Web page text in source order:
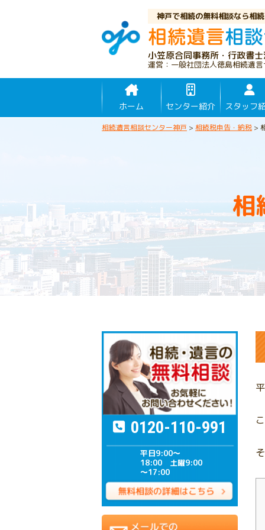
神戸で相続の無料相談なら相
小笠原合同事務所・行政書
運営：一般社団法人徳島相続遺
ホーム センター紹介 スタッフ
相続遺言相談センター神戸 > 相続税申告・納税 >
相
0120-110-991
平日9:00～
18:00 土曜9:00
～17:00